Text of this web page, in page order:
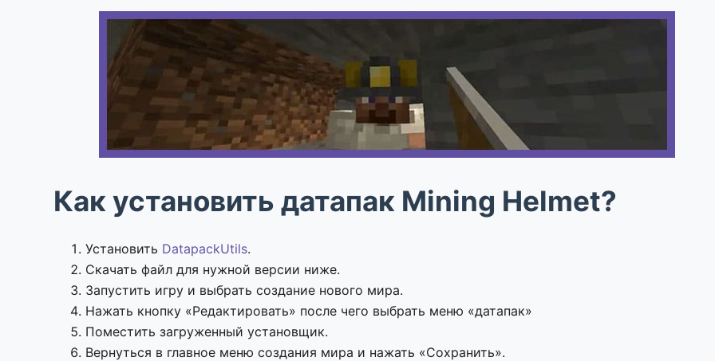
Как установить датапак Mining Helmet?
Установить DatapackUtils.
Скачать файл для нужной версии ниже.
Запустить игру и выбрать создание нового мира.
Нажать кнопку «Редактировать» после чего выбрать меню «датапак»
Поместить загруженный установщик.
Вернуться в главное меню создания мира и нажать «Сохранить».